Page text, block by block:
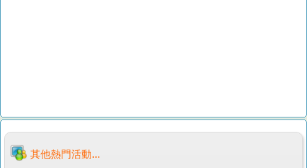
其他熱門活動...